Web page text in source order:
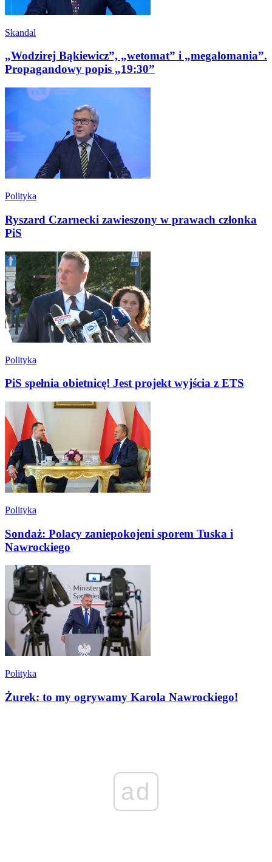
Skandal
„Wodzirej Bąkiewicz”, „wetomat” i „megalomania”.
Propagandowy popis „19:30”
Polityka
Ryszard Czarnecki zawieszony w prawach członka
PiS
Polityka
PiS spełnia obietnicę! Jest projekt wyjścia z ETS
Polityka
Sondaż: Polacy zaniepokojeni sporem Tuska i
Nawrockiego
Polityka
Żurek: to my ogrywamy Karola Nawrockiego!
ad